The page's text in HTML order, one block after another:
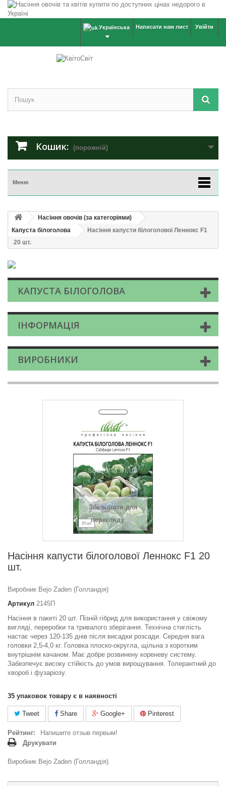
Увійти
Написати нам лист
Українська
Кошик: (порожній)
Меню
Насіння овочів (за категоріями)
Капуста білоголова
Насіння капусти білоголової Леннокс F1
20 шт.
КАПУСТА БІЛОГОЛОВА
ІНФОРМАЦІЯ
ВИРОБНИКИ
Збільшити для
перегляду
Насіння капусти білоголової Леннокс F1 20
шт.
Виробник Bejo Zaden (Голландія)
Артикул 2145П
Насіння в пакеті 20 шт. Пізній гібрид для використання у свіжому
вигляді, переробки та тривалого зберігання. Технічна стиглість
настає через 120-135 днів після висадки розсади. Середня вага
головки 2,5-4,0 кг. Головка плоско-округла, щільна з коротким
внутрішнім качаном. Має добре розвинену кореневу систему.
Забезпечує високу стійкість до умов вирощування. Толерантний до
хвороб і фузаріозу.
35 упаковок товару є в наявності
Tweet Share Google+ Pinterest
Рейтинг:
Напишите отзыв первым!
Друкувати
Виробник Bejo Zaden (Голландія)